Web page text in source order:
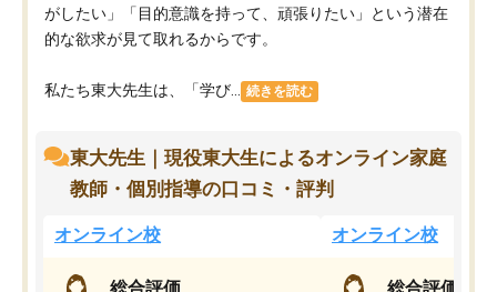
がしたい」「目的意識を持って、頑張りたい」という潜在
的な欲求が見て取れるからです。
私たち東大先生は、「学び... 続きを読む
東大先生｜現役東大生によるオンライン家庭
教師・個別指導の口コミ・評判
オンライン校 オンライン校